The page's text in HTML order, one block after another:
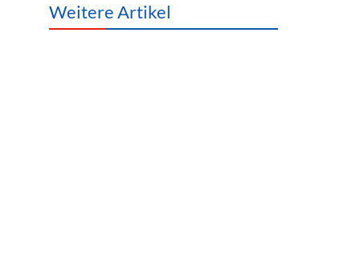
Weitere Artikel